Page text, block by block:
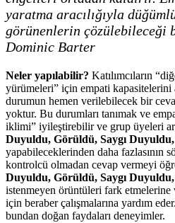
yaratma aracılığıyla
görünenlerin çözülebileceği
Dominic Barter
Neler yapılabilir? Katılımcıların
yürümeleri” için empati
durumun hemen verilebilecek bir
yoktur. Bu durumları tanımak ve
iklimi” iyileştirebilir ve grup üyeleri
Duyuldu, Görüldü, Saygı Duyuldu,
yapabileceklerinden daha fazlasının
kontrolcü olmadan cevap vermeyi
Duyuldu, Görüldü, Saygı Duyuldu,
istenmeyen örüntüleri fark
için beraber çalışmalarına yardım
bundan doğan faydaları deneyimler.